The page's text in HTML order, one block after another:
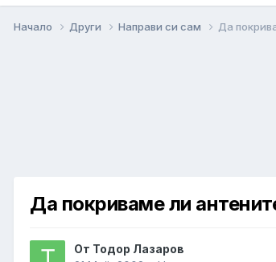
Начало Други Направи си сам Да
Да покриваме ли
От Тодор Лазаров